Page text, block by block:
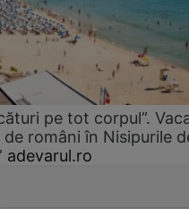
pe tot corpul”.
români în Nisipurile
adevarul.ro